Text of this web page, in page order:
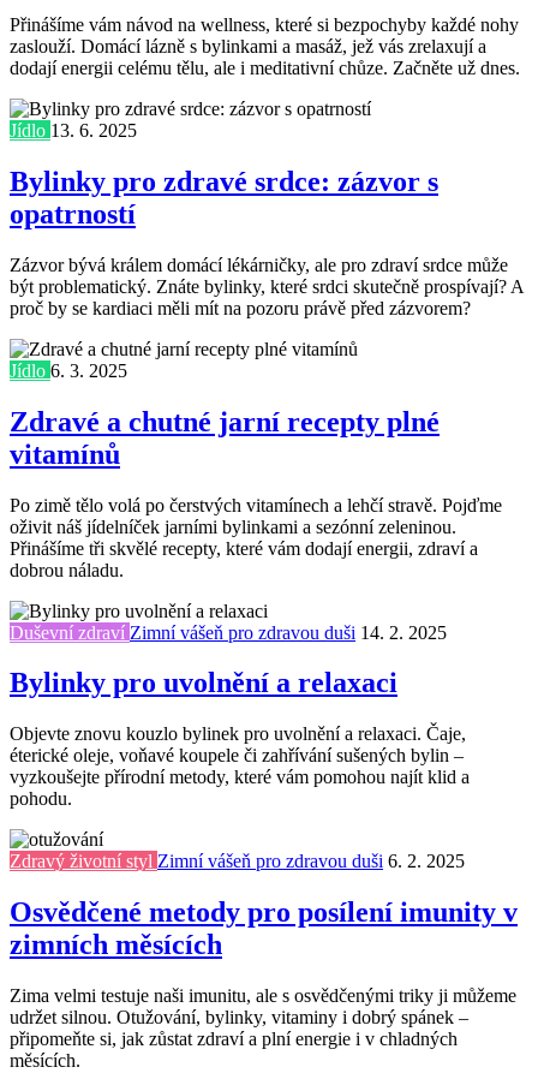
Přinášíme vám návod na wellness, které si bezpochyby každé nohy
zaslouží. Domácí lázně s bylinkami a masáž, jež vás zrelaxují a
dodají energii celému tělu, ale i meditativní chůze. Začněte už dnes.
Jídlo 13. 6. 2025
Bylinky pro zdravé srdce: zázvor s
opatrností
Zázvor bývá králem domácí lékárničky, ale pro zdraví srdce může
být problematický. Znáte bylinky, které srdci skutečně prospívají? A
proč by se kardiaci měli mít na pozoru právě před zázvorem?
Jídlo 6. 3. 2025
Zdravé a chutné jarní recepty plné
vitamínů
Po zimě tělo volá po čerstvých vitamínech a lehčí stravě. Pojďme
oživit náš jídelníček jarními bylinkami a sezónní zeleninou.
Přinášíme tři skvělé recepty, které vám dodají energii, zdraví a
dobrou náladu.
Duševní zdraví Zimní vášeň pro zdravou duši 14. 2. 2025
Bylinky pro uvolnění a relaxaci
Objevte znovu kouzlo bylinek pro uvolnění a relaxaci. Čaje,
éterické oleje, voňavé koupele či zahřívání sušených bylin –
vyzkoušejte přírodní metody, které vám pomohou najít klid a
pohodu.
Zdravý životní styl Zimní vášeň pro zdravou duši 6. 2. 2025
Osvědčené metody pro posílení imunity v
zimních měsících
Zima velmi testuje naši imunitu, ale s osvědčenými triky ji můžeme
udržet silnou. Otužování, bylinky, vitaminy i dobrý spánek –
připomeňte si, jak zůstat zdraví a plní energie i v chladných
měsících.